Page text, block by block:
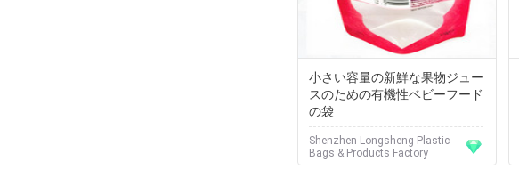
小さい容量の新鮮な果物ジュー
スのための有機性ベビーフード
の袋
Shenzhen Longsheng Plastic
Bags & Products Factory